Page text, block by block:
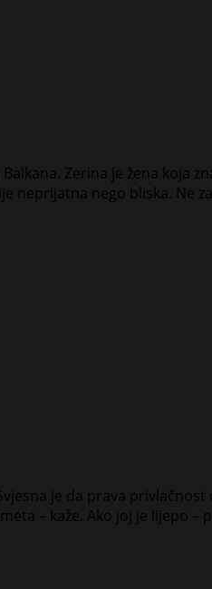
Zerina je žena koja
nego bliska. Ne
je da prava
– kaže. Ako joj je lijepo –